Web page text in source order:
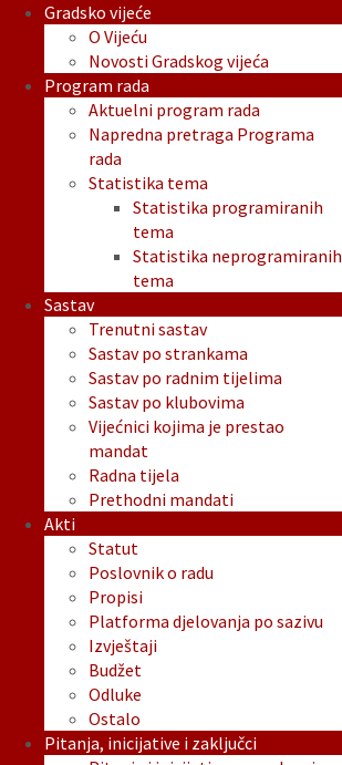
Gradsko vijeće
O Vijeću
Novosti Gradskog vijeća
Program rada
Aktuelni program rada
Napredna pretraga Programa
rada
Statistika tema
Statistika programiranih
tema
Statistika neprogramiranih
tema
Sastav
Trenutni sastav
Sastav po strankama
Sastav po radnim tijelima
Sastav po klubovima
Vijećnici kojima je prestao
mandat
Radna tijela
Prethodni mandati
Akti
Statut
Poslovnik o radu
Propisi
Platforma djelovanja po sazivu
Izvještaji
Budžet
Odluke
Ostalo
Pitanja, inicijative i zaključci